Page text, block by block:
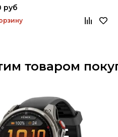
руб
товаром